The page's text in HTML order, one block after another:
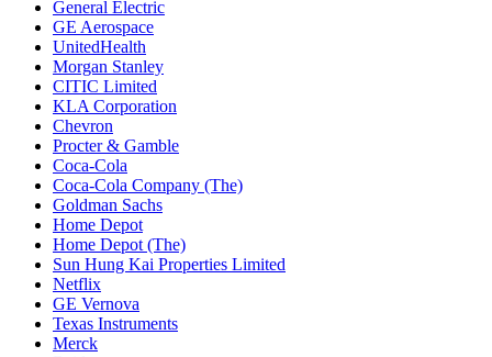
General Electric
GE Aerospace
UnitedHealth
Morgan Stanley
CITIC Limited
KLA Corporation
Chevron
Procter & Gamble
Coca-Cola
Coca-Cola Company (The)
Goldman Sachs
Home Depot
Home Depot (The)
Sun Hung Kai Properties Limited
Netflix
GE Vernova
Texas Instruments
Merck